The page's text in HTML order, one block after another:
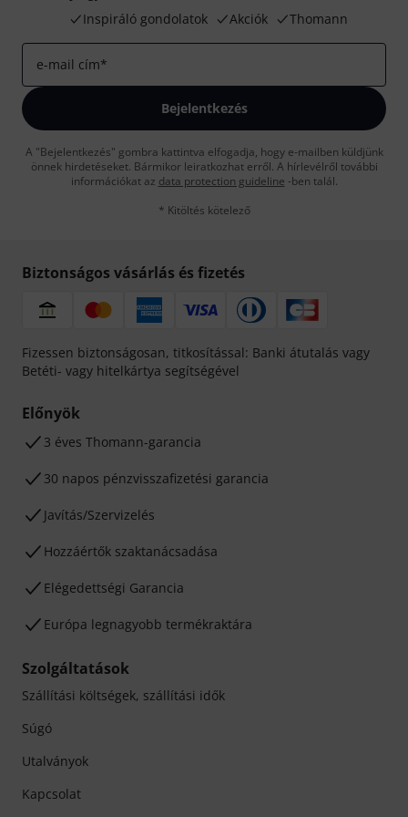
Inspiráló gondolatok
Akciók Thomann
e-mail cím*
Bejelentkezés
A "Bejelentkezés" gombra kattintva elfogadja, hogy e-mailben küldjünk
önnek hirdetéseket. Bármikor leiratkozhat erről. A hírlevélről további
információkat az data protection guideline -ben talál.
* Kitöltés kötelező
Biztonságos vásárlás és fizetés
Fizessen biztonságosan, titkosítással: Banki átutalás vagy
Betéti- vagy hitelkártya segítségével
Előnyök
3 éves Thomann-garancia
30 napos pénzvisszafizetési garancia
Javítás/Szervizelés
Hozzáértők szaktanácsadása
Elégedettségi Garancia
Európa legnagyobb termékraktára
Szolgáltatások
Szállítási költségek, szállítási idők
Súgó
Utalványok
Kapcsolat